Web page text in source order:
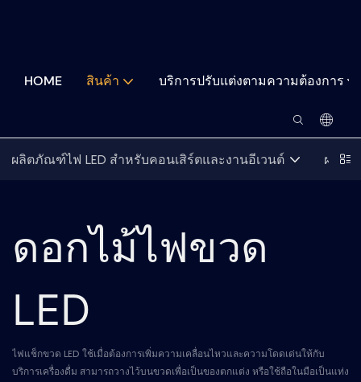
HOME สินค้า บริการปรับแต่งตามความต้องการ
ผลิตภัณฑ์ไฟ LED สำหรับคอนเสิร์ตและงานอีเวนต์ ผลิตภั
ดอกไม้ไฟขวด
LED
ไฟแช็กขวด LED ใช้เมื่อต้องการเพิ่มความเคลื่อนไหวและความโดดเด่นให้กับ
บริการเครื่องดื่ม สามารถวางไว้บนขวดเพื่อเป็นของตกแต่ง หรือใช้ถือในมือเป็นแท่ง